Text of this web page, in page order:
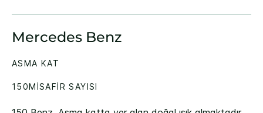
Mercedes Benz
ASMA KAT
150MISAFIR SAYISI